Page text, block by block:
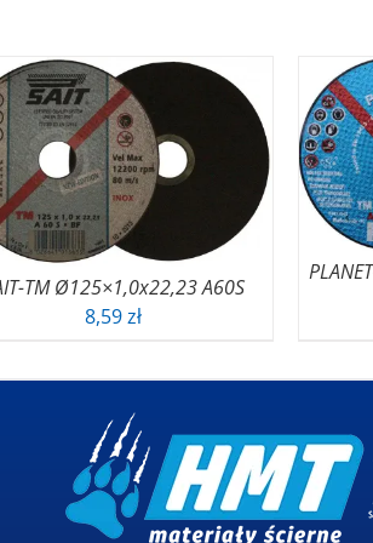
TM Ø125×1,0x22,23 A60S
8,59zł